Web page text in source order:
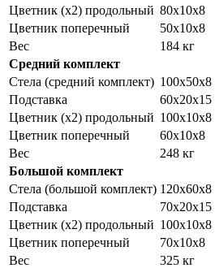
Цветник (x2) продольный 80х10х8
Цветник поперечный
50х10х8
Вес
184 кг
Средний комплект
Стела (средний комплект) 100х50х8
Подставка
60х20х15
Цветник (x2) продольный 100х10х8
Цветник поперечный
60х10х8
Вес
248 кг
Большой комплект
Стела (большой комплект) 120х60х8
Подставка
70х20х15
Цветник (х2) продольный 100х10х8
Цветник поперечный
70х10х8
Вес
325 кг